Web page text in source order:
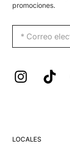
promociones.
LOCALES